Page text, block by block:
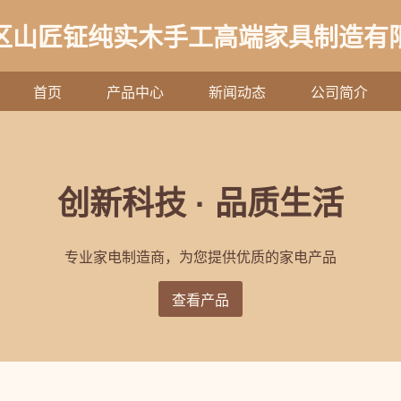
山匠钲纯实木手工高端家具制造有
首页 产品中心 新闻动态 公司简介
创新科技 · 品质生活
专业家电制造商，为您提供优质的家电产品
查看产品